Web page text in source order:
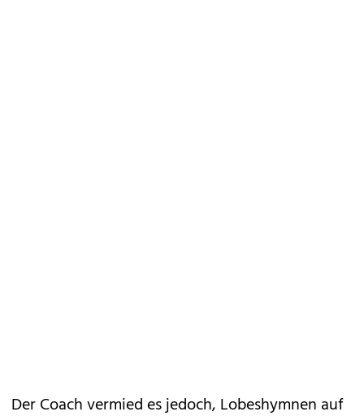
Der Coach vermied es jedoch, Lobeshymnen auf